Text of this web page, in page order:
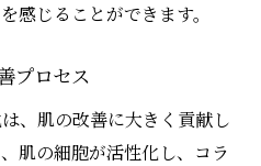
感じることができます。
プロセス
、肌の改善に大きく貢献し
肌の細胞が活性化し、コラ